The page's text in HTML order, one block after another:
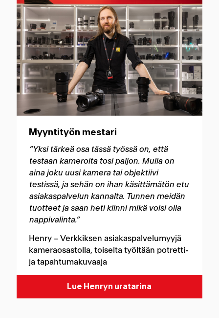
Myyntityön mestari
”Yksi tärkeä osa tässä työssä on, että
testaan kameroita tosi paljon. Mulla on
aina joku uusi kamera tai objektiivi
testissä, ja sehän on ihan käsittämätön etu
asiakaspalvelun kannalta. Tunnen meidän
tuotteet ja saan heti kiinni mikä voisi olla
nappivalinta.”
Henry – Verkkiksen asiakaspalvelumyyjä
kameraosastolla, toiselta työltään potretti-
ja tapahtumakuvaaja
Lue Henryn uratarina